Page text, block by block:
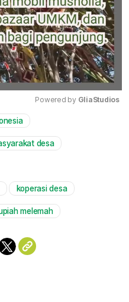
Powered by GliaStudios
desa
koperasi desa
melemah